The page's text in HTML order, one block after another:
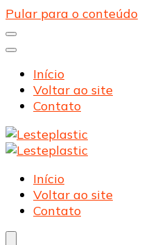
Pular para o conteúdo
Início
Voltar ao site
Contato
Lesteplastic
Blog – Lesteplastic
Lesteplastic
Blog – Lesteplastic
Início
Voltar ao site
Contato